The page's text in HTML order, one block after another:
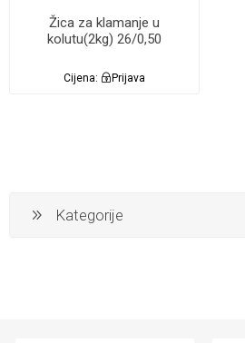
Žica za klamanje u
kolutu(2kg) 26/0,50
Cijena: Prijava
Kategorije